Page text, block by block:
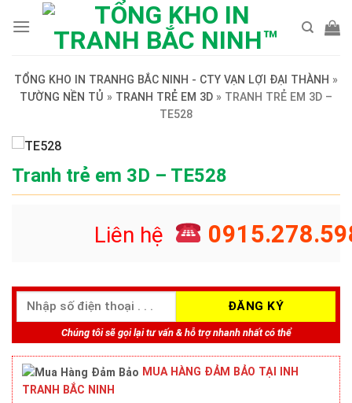
TỔNG KHO IN TRANHG BẮC NINH - CTY VẠN LỢI ĐẠI THÀNH »
TƯỜNG NỀN TỦ » TRANH TRẺ EM 3D » TRANH TRẺ EM 3D –
TE528
Tranh trẻ em 3D – TE528
Liên hệ
Chúng tôi sẽ gọi lại tư vấn & hỗ trợ nhanh nhất có thể
MUA HÀNG ĐẢM BẢO TẠI INH
TRANH BẮC NINH